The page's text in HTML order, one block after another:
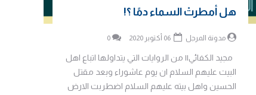
هل أمطرتْ السماء دمًا ؟!
مدونة المرجل 06 أكتوبر 2020 0
مجيد الكفائي|| من الروايات التي يتداولها اتباع اهل
البيت عليهم السلام ان يوم عاشوراء وبعد مقتل
الحسين واهل بيته عليهم السلام اضطربت الارض